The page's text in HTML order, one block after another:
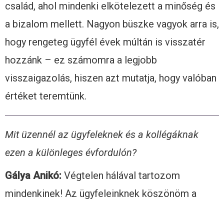
család, ahol mindenki elkötelezett a minőség és
a bizalom mellett. Nagyon büszke vagyok arra is,
hogy rengeteg ügyfél évek múltán is visszatér
hozzánk – ez számomra a legjobb
visszaigazolás, hiszen azt mutatja, hogy valóban
értéket teremtünk.
Mit üzennél az ügyfeleknek és a kollégáknak
ezen a különleges évfordulón?
Gálya Anikó: Végtelen hálával tartozom
mindenkinek! Az ügyfeleinknek köszönöm a